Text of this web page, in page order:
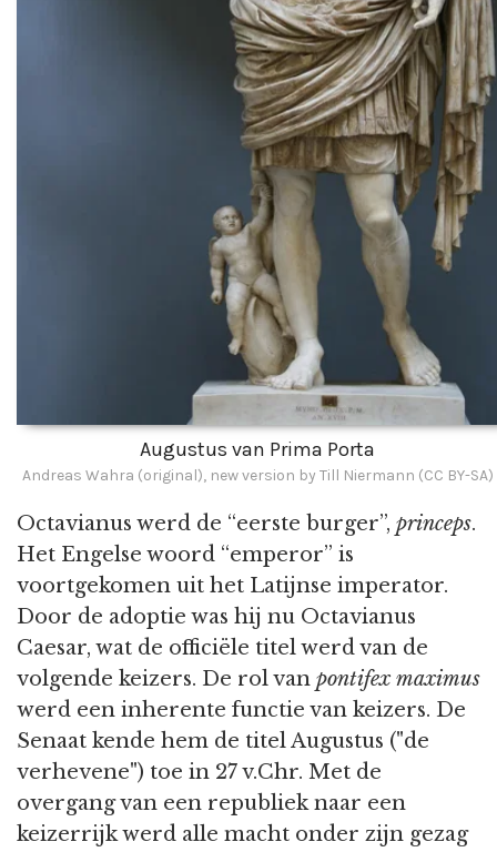
Augustus van Prima Porta
Andreas Wahra (original), new version by Till Niermann (CC BY-SA)
Octavianus werd de “eerste burger”, princeps.
Het Engelse woord “emperor” is
voortgekomen uit het Latijnse imperator.
Door de adoptie was hij nu Octavianus
Caesar, wat de officiële titel werd van de
volgende keizers. De rol van pontifex maximus
werd een inherente functie van keizers. De
Senaat kende hem de titel Augustus ("de
verhevene") toe in 27 v.Chr. Met de
overgang van een republiek naar een
keizerrijk werd alle macht onder zijn gezag